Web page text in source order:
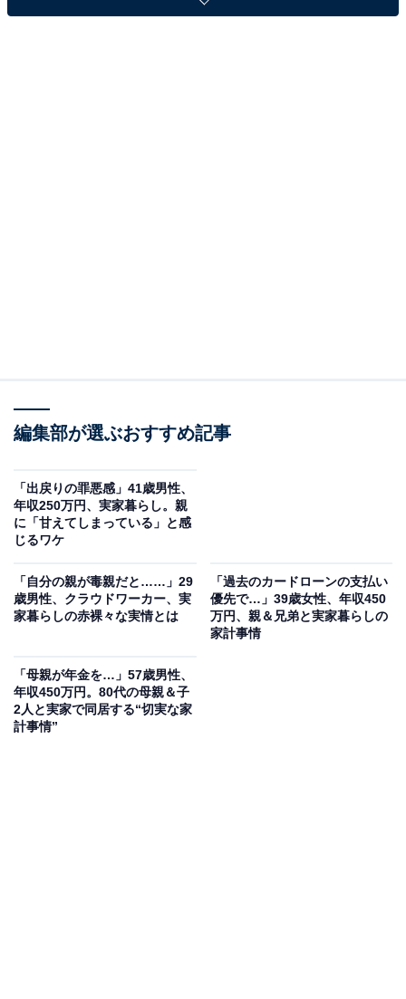
毎月の生活費や貯金額は？
交際費：8万円
毎月のお小遣い：なし
毎月の貯金額：なし
編集部が選ぶおすすめ記事
「出戻りの罪悪感」41歳男性、
年収250万円、実家暮らし。親
に「甘えてしまっている」と感
じるワケ
「自分の親が毒親だと……」29
歳男性、クラウドワーカー、実
家暮らしの赤裸々な実情とは
「過去のカードローンの支払い
優先で…」39歳女性、年収450
万円、親＆兄弟と実家暮らしの
家計事情
「母親が年金を…」57歳男性、
年収450万円。80代の母親＆子
2人と実家で同居する“切実な家
計事情”